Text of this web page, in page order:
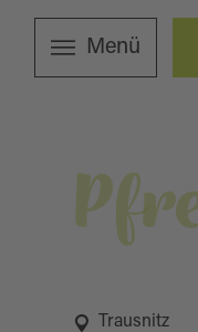
Menü
Trausnitz